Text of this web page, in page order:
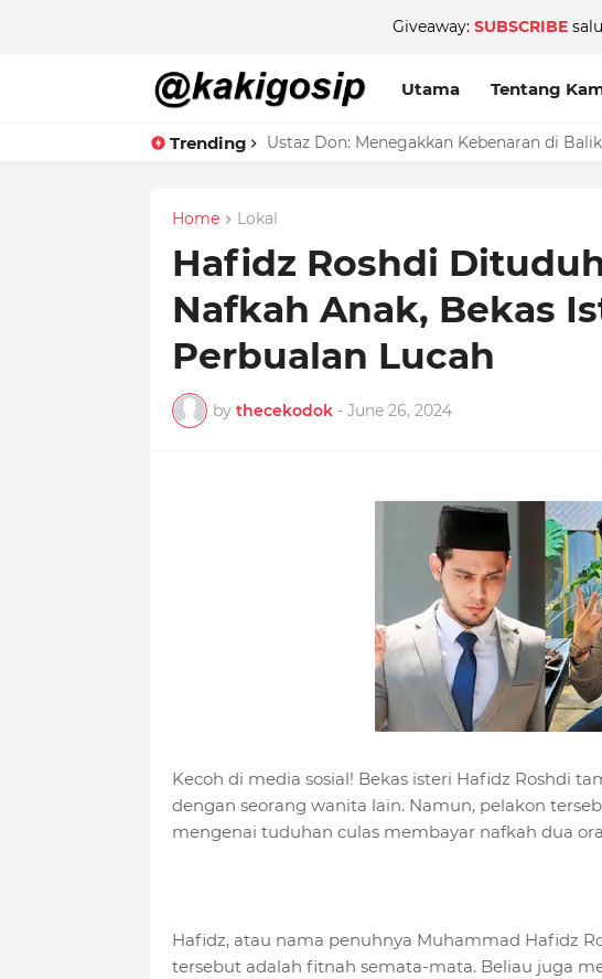
Giveaway: SUBSCRIBE
Utama Tentang
Trending Ustaz Don: Menegakkan Kebenaran di
Home Lokal
Hafidz Roshdi
Nafkah Anak, Bekas
Perbualan Lucah
by thecekodok - June 26, 2024
Kecoh di media sosial! Bekas isteri Hafidz Roshdi
dengan seorang wanita lain. Namun, pelakon
mengenai tuduhan culas membayar nafkah dua
Hafidz, atau nama penuhnya Muhammad Hafidz
tersebut adalah fitnah semata-mata. Beliau juga